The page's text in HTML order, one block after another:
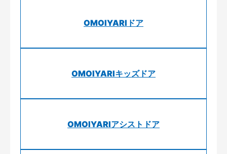
OMOIYARIドア
OMOIYARIキッズドア
OMOIYARIアシストドア